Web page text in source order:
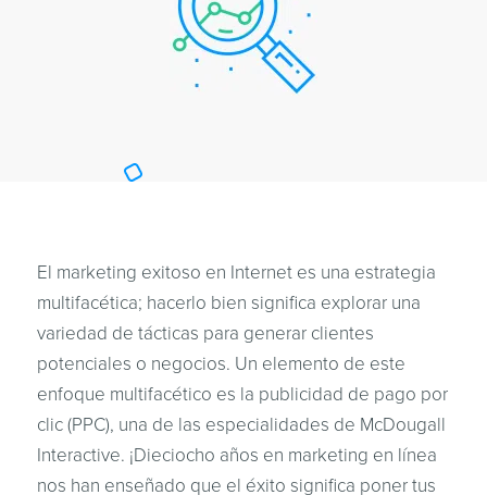
El marketing exitoso en Internet es una estrategia
multifacética; hacerlo bien significa explorar una
variedad de tácticas para generar clientes
potenciales o negocios. Un elemento de este
enfoque multifacético es la publicidad de pago por
clic (PPC), una de las especialidades de McDougall
Interactive. ¡Dieciocho años en marketing en línea
nos han enseñado que el éxito significa poner tus